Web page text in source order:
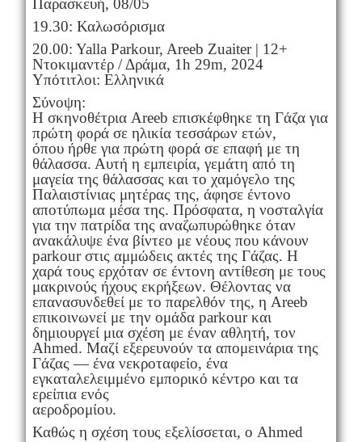
Παρασκευή, 08/05
19.30: Καλωσόρισμα
20.00: Yalla Parkour, Areeb Zuaiter | 12+
Ντοκιμαντέρ / Δράμα, 1h 29m, 2024
Υπότιτλοι: Ελληνικά
Σύνοψη:
Η σκηνοθέτρια Areeb επισκέφθηκε τη Γάζα για
πρώτη φορά σε ηλικία τεσσάρων ετών,
όπου ήρθε για πρώτη φορά σε επαφή με τη
θάλασσα. Αυτή η εμπειρία, γεμάτη από τη
μαγεία της θάλασσας και το χαμόγελο της
Παλαιστίνιας μητέρας της, άφησε έντονο
αποτύπωμα μέσα της. Πρόσφατα, η νοσταλγία
για την πατρίδα της αναζωπυρώθηκε όταν
ανακάλυψε ένα βίντεο με νέους που κάνουν
parkour στις αμμώδεις ακτές της Γάζας. Η
χαρά τους ερχόταν σε έντονη αντίθεση με τους
μακρινούς ήχους εκρήξεων. Θέλοντας να
επανασυνδεθεί με το παρελθόν της, η Areeb
επικοινωνεί με την ομάδα parkour και
δημιουργεί μια σχέση με έναν αθλητή, τον
Ahmed. Μαζί εξερευνούν τα απομεινάρια της
Γάζας — ένα νεκροταφείο, ένα
εγκαταλελειμμένο εμπορικό κέντρο και τα
ερείπια ενός
αεροδρομίου.
Καθώς η σχέση τους εξελίσσεται, ο Ahmed